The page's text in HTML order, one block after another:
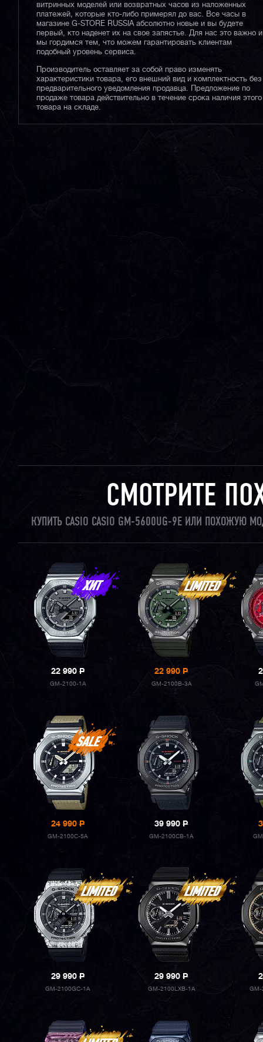
витринных моделей или возвратных часов из наложенных
платежей, которые кто-либо примерял до вас. Все часы в
магазине G-STORE RUSSIA абсолютно новые и вы будете
первый, кто наденет их на свое запястье. Для нас это важно и
мы гордимся тем, что можем гарантировать клиентам
подобный уровень сервиса.
Производитель оставляет за собой право изменять
характеристики товара, его внешний вид и комплектность без
предварительного уведомления продавца. Предложение по
продаже товара действительно в течение срока наличия этого
товара на складе.
СМОТРИТЕ
КУПИТЬ CASIO CASIO GM-5600UG-9E ИЛИ ПОХОЖУЮ
22 990P
GM-2100-1A
22 990P
GM-2100B-3A
24 990P
GM-2100C-5A
39 990P
GM-2100CB-1A
29 990P
GM-2100GC-1A
29 990P
GM-2100LXB-1A GM-